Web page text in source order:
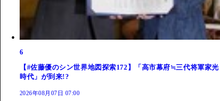
6
【#佐藤優のシン世界地図探索172】「高市幕府≒三代将軍家光
時代」が到来!?
2026年08月07日 07:00